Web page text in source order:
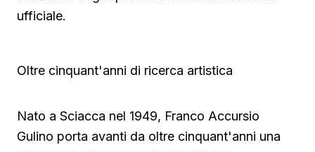
ufficiale.
Oltre cinquant'anni di ricerca artistica
Nato a Sciacca nel 1949, Franco Accursio
Gulino porta avanti da oltre cinquant'anni una